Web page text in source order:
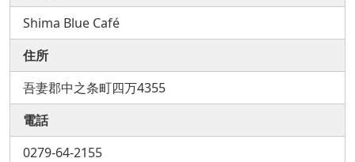
Shima Blue Café
住所
吾妻郡中之条町四万4355
電話
0279-64-2155